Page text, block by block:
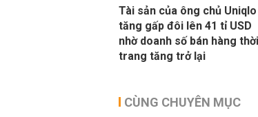
Tài sản của ông chủ Uniqlo
tăng gấp đôi lên 41 tỉ USD
nhờ doanh số bán hàng thời
trang tăng trở lại
CÙNG CHUYÊN MỤC